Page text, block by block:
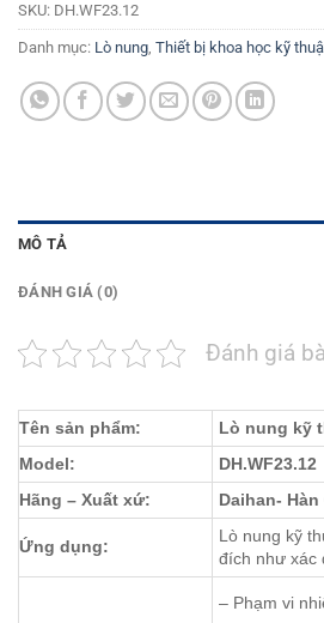
SKU: DH.WF23.12
Danh mục: Lò nung, Thiết bị khoa học kỹ
MÔ TẢ
ĐÁNH GIÁ (0)
Đánh giá
Tên sản phẩm:
Lò nung kỹ
Model:
DH.WF23.12
Hãng – Xuất xứ:
Daihan-
Ứng dụng:
Lò nung kỹ
đích như xác
– Phạm vi